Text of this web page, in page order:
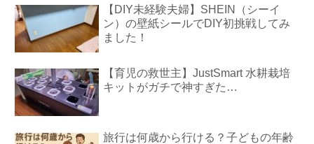
【DIY未経験夫婦】SHEIN（シーイ
ン）の壁紙シールでDIY初挑戦してみ
ました！
【育児の救世主】JustSmart 水耕栽培
キットがガチで神すぎた…
旅行は何歳から行ける？子どもの年齢